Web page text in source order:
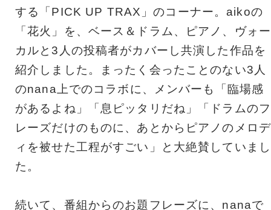
する「PICK UP TRAX」のコーナー。aikoの
「花火」を、ベース＆ドラム、ピアノ、ヴォー
カルと3人の投稿者がカバーし共演した作品を
紹介しました。まったく会ったことのない3人
のnana上でのコラボに、メンバーも「臨場感
があるよね」「息ピッタリだね」「ドラムのフ
レーズだけのものに、あとからピアノのメロデ
ィを被せた工程がすごい」と大絶賛していまし
た。
続いて、番組からのお題フレーズに、nanaで